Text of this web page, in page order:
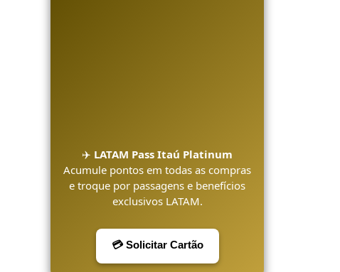
✈️ LATAM Pass Itaú Platinum
Acumule pontos em todas as compras
e troque por passagens e benefícios
exclusivos LATAM.
💳 Solicitar Cartão